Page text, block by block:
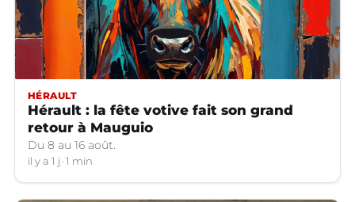
HÉRAULT
Hérault : la fête votive fait son grand
retour à Mauguio
Du 8 au 16 août.
il y a 1 j 1 min